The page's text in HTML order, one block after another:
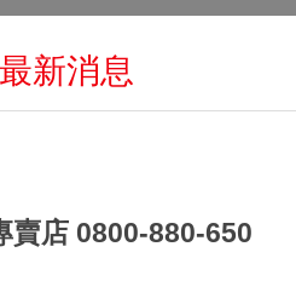
最新消息
賣店 0800-880-650